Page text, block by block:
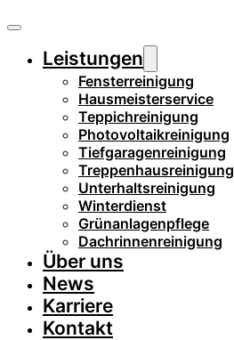
Leistungen
Fensterreinigung
Hausmeisterservice
Teppichreinigung
Photovoltaikreinigung
Tiefgaragenreinigung
Treppenhausreinigung
Unterhaltsreinigung
Winterdienst
Grünanlagenpflege
Dachrinnenreinigung
Über uns
News
Karriere
Kontakt